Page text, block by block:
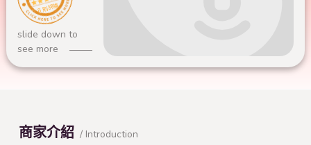
8 則評論
slide down to
see more
商家介紹 / Introduction